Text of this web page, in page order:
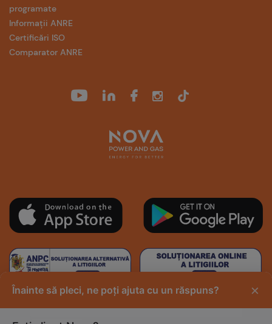
Înainte să pleci, ne poți ajuta cu un răspuns? ×
programate
Informații ANRE
Certificări ISO
Comparator ANRE